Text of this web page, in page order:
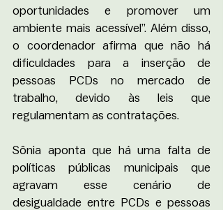
oportunidades e promover um
ambiente mais acessível”. Além disso,
o coordenador afirma que não há
dificuldades para a inserção de
pessoas PCDs no mercado de
trabalho, devido às leis que
regulamentam as contratações.
Sônia aponta que há uma falta de
políticas públicas municipais que
agravam esse cenário de
desigualdade entre PCDs e pessoas